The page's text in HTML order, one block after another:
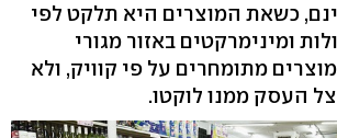
כשאת המוצרים היא תלקט לפי
ומינימרקטים באזור מגורי
מתומחרים על פי קוויק, ולא
העסק ממנו לוקטו.